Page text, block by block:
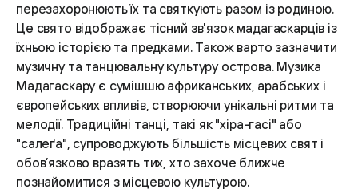
перезахоронюють їх та святкують разом із родиною.
Це свято відображає тісний зв'язок мадагаскарців із
їхньою історією та предками. Також варто зазначити
музичну та танцювальну культуру острова. Музика
Мадагаскару є сумішшю африканських, арабських і
європейських впливів, створюючи унікальні ритми та
мелодії. Традиційні танці, такі як "хіра-гасі" або
"салеґа", супроводжують більшість місцевих свят і
обов’язково вразять тих, хто захоче ближче
познайомитися з місцевою культурою.